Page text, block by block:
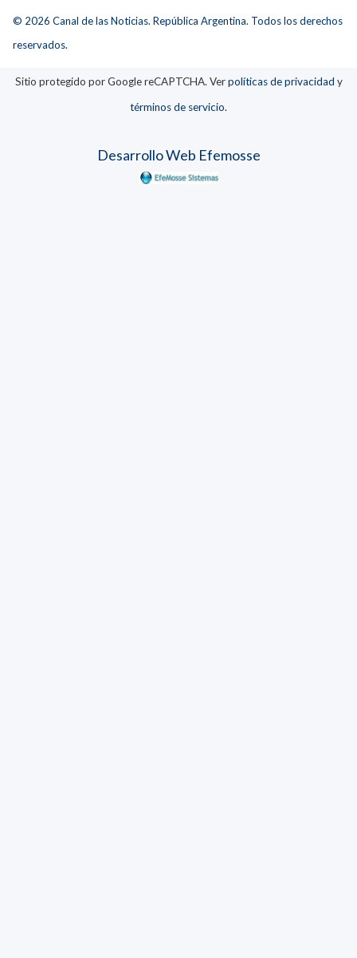
© 2026 Canal de las Noticias. República Argentina. Todos los derechos
reservados.
Sitio protegido por Google reCAPTCHA. Verpolíticas de privacidad y
términos de servicio.
Desarrollo Web Efemosse